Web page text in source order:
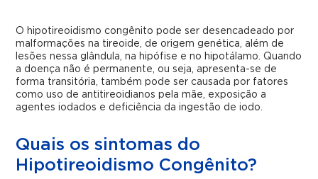
O hipotireoidismo congênito pode ser desencadeado por
malformações na tireoide, de origem genética, além de
lesões nessa glândula, na hipófise e no hipotálamo. Quando
a doença não é permanente, ou seja, apresenta-se de
forma transitória, também pode ser causada por fatores
como uso de antitireoidianos pela mãe, exposição a
agentes iodados e deficiência da ingestão de iodo.
Quais os sintomas do
Hipotireoidismo Congênito?